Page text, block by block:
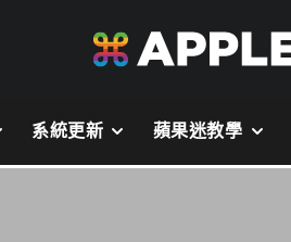
系統更新 蘋果迷教學